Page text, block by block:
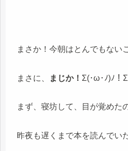
まさか！今朝はとんでもない
まさに、 まじか！ Σ(･ω･ﾉ)ﾉ！
まず、寝坊して、目が覚めた
昨夜も遅くまで本を読んでい